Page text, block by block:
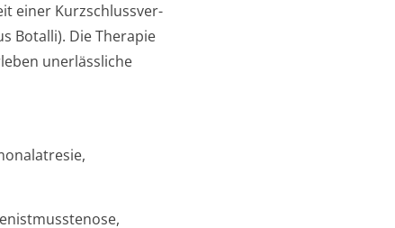
einer Kurzschlussver­
Botalli). Die Therapie
unerlässliche